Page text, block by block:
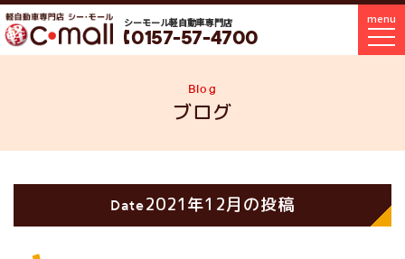
シーモール軽自動車専門店
0157-57-4700
menu
Blog
ブログ
Date2021年12月の投稿